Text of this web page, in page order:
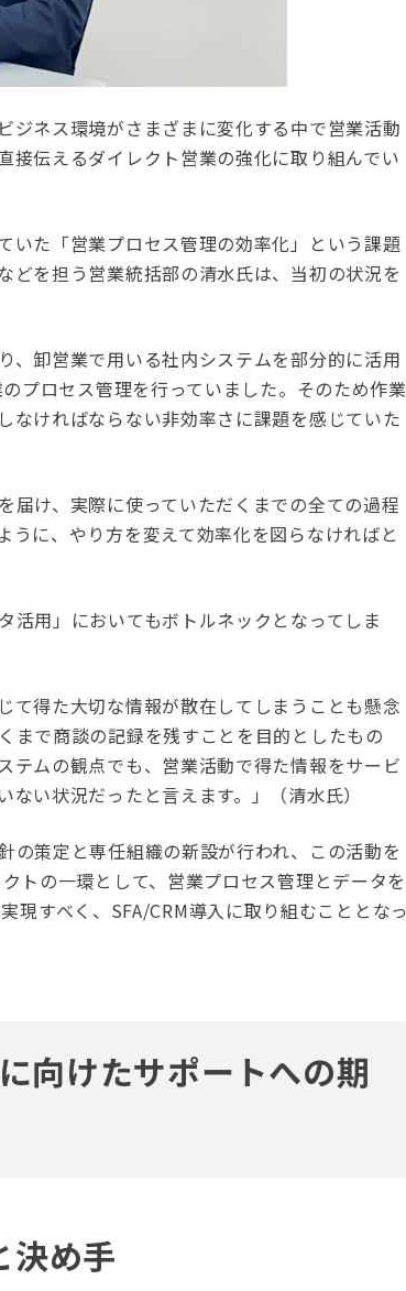
ジネス環境がさまざまに変化する中で営業活動
接伝えるダイレクト営業の強化に取り組んでい
いた「営業プロセス管理の効率化」という課題
どを担う営業統括部の清水氏は、当初の状況を
、卸営業で用いる社内システムを部分的に活用
プロセス管理を行っていました。そのため作業
なければならない非効率さに課題を感じていた
届け、実際に使っていただくまでの全ての過程
に、やり方を変えて効率化を図らなければと
活用」においてもボトルネックとなってしま
て得た大切な情報が散在してしまうことも懸念
まで商談の記録を残すことを目的としたもの
テムの観点でも、営業活動で得た情報をサービ
い状況だったと言えます。」（清水氏）
の策定と専任組織の新設が行われ、この活動を
トの一環として、営業プロセス管理とデータを
現すべく、SFA/CRM導入に取り組むこととなっ
向けたサポートへの期
決め手